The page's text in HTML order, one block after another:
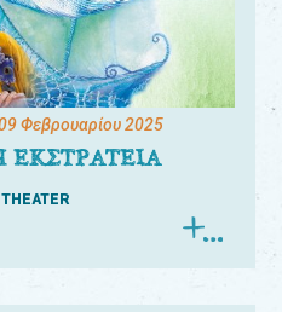
Φεβρουαρίου 2025
ΕΚΣΤΡΑΤΕΙΑ